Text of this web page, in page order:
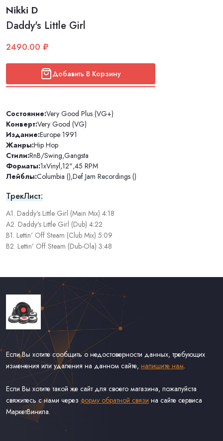
Nikki D
Daddy's Little Girl
2490.00 ₽
Добавить В Корзину
Состояние:Very Good Plus (VG+)
Конверт:Very Good (VG)
Издание:Europe 1991
Жанры:Hip Hop
Стили:RnB/Swing,Gangsta
Форматы:1xVinyl,12",45 RPM
Лейблы:Columbia (),Def Jam Recordings ()
ТрекЛист:
A1. Daddy's Little Girl (Main Mix) 4:18
A2. Daddy's Little Girl (Dub) 4:22
B1. Lettin' Off Steam (Club Mix) 5:09
B2. Lettin' Off Steam (Dub-Ola) 3:48
Если Вы хотите сообщить о недостоверности данных, требующих
изменения или удаления на данном сайте, напишите нам.
Если Вы хотите такой же сайт для своего магазина, пожалуйста
свяжитесь с нами через форму обратной связи на сайте сервиса
МаркетВинила.
Каталог Винила, CD и Кассет